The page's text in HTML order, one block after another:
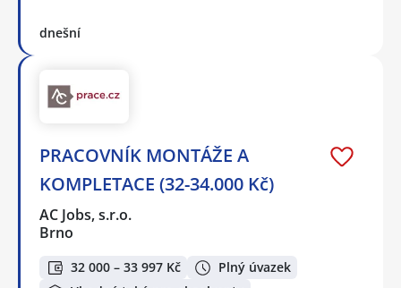
dnešní
PRACOVNÍK MONTÁŽE A
KOMPLETACE (32-34.000 Kč)
AC Jobs, s.r.o.
Brno
32 000 – 33 997 Kč
Plný úvazek